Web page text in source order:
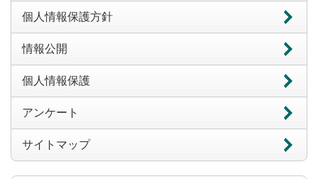
個人情報保護方針
情報公開
個人情報保護
アンケート
サイトマップ